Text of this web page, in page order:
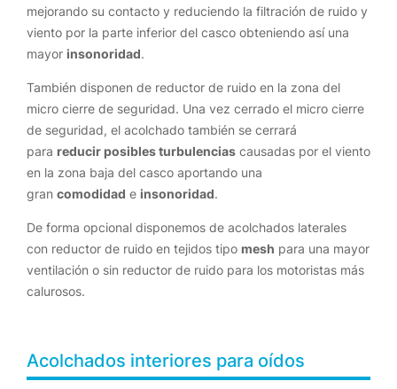
mejorando su contacto y reduciendo la filtración de ruido y
viento por la parte inferior del casco obteniendo así una
mayor insonoridad.
También disponen de reductor de ruido en la zona del
micro cierre de seguridad. Una vez cerrado el micro cierre
de seguridad, el acolchado también se cerrará
para reducir posibles turbulencias causadas por el viento
en la zona baja del casco aportando una
gran comodidad e insonoridad.
De forma opcional disponemos de acolchados laterales
con reductor de ruido en tejidos tipo mesh para una mayor
ventilación o sin reductor de ruido para los motoristas más
calurosos.
Acolchados interiores para oídos